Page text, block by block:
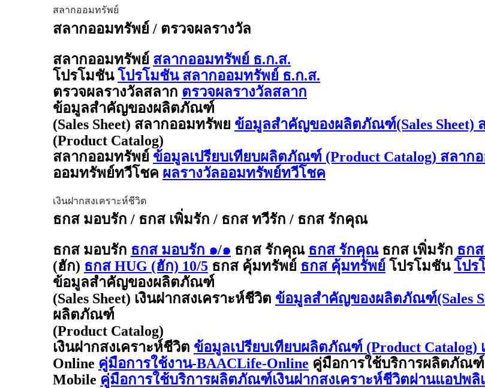
สลากออมทรัพย์
สลากออมทรัพย์ / ตรวจผลรางวัล
สลากออมทรัพย์ สลากออมทรัพย์ ธ.ก.ส.
โปรโมชัน โปรโมชัน สลากออมทรัพย์ ธ.ก.ส.
ตรวจผลรางวัลสลาก ตรวจผลรางวัลสลาก
ข้อมูลสำคัญของผลิตภัณฑ์
(Sales Sheet) สลากออมทรัพย ข้อมูลสำคัญของผลิตภัณฑ์(Sales Sheet)
(Product Catalog)
สลากออมทรัพย์ ข้อมูลเปรียบเทียบผลิตภัณฑ์ (Product Catalog) สลาก
ออมทรัพย์ทวีโชค ผลรางวัลออมทรัพย์ทวีโชค
เงินฝากสงเคราะห์ชีวิต
ธกส มอบรัก / ธกส เพิ่มรัก / ธกส ทวีรัก / ธกส รักคุณ
ธกส มอบรัก ธกส มอบรัก ๑/๑ ธกส รักคุณ ธกส รักคุณ ธกส เพิ่มรัก ธกส
(ฮัก) ธกส HUG (ฮัก) 10/5 ธกส คุ้มทรัพย์ ธกส คุ้มทรัพย์ โปรโมชัน โปร
ข้อมูลสำคัญของผลิตภัณฑ์
(Sales Sheet) เงินฝากสงเคราะห์ชีวิต ข้อมูลสำคัญของผลิตภัณฑ์(Sales
ผลิตภัณฑ์
(Product Catalog)
เงินฝากสงเคราะห์ชีวิต ข้อมูลเปรียบเทียบผลิตภัณฑ์ (Product Catalog)
Online คู่มือการใช้งาน-BAACLife-Online คู่มือการใช้บริการผลิตภัณฑ์
Mobile คู่มือการใช้บริการผลิตภัณฑ์เงินฝากสงเคราะห์ชีวิตผ่านแอปพลิ